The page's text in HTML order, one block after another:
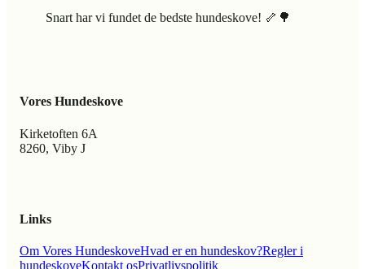
Snart har vi fundet de bedste hundeskove! 🦴🌳
Vores Hundeskove
Kirketoften 6A
8260, Viby J
Links
Om Vores HundeskoveHvad er en hundeskov?Regler i
hundeskoveKontakt osPrivatlivspolitik